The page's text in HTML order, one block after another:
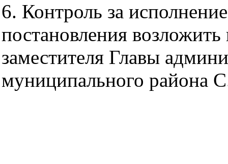
6. Контроль за
постановления
заместителя Главы
муниципального района